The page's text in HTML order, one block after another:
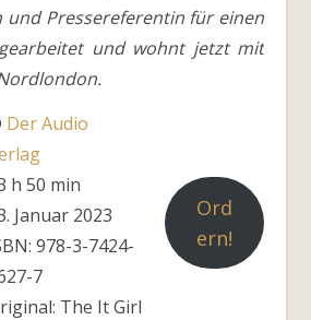
und Pressereferentin für einen
und wohnt jetzt mit
Der Audio
h 50 min
Januar 2023
978-3-7424-
7
The It Girl
Ord
ern!